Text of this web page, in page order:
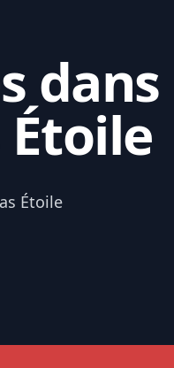
dans
Étoile